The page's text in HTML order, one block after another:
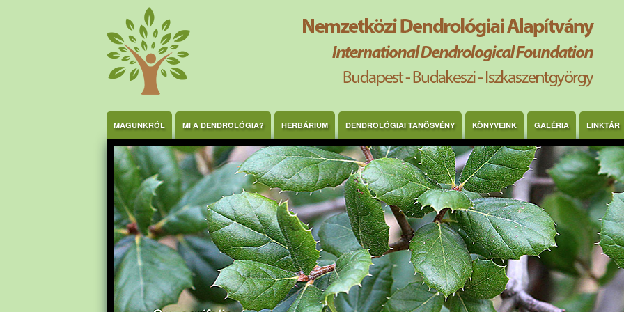
MAGUNKRÓL MI A DENDROLÓGIA? HERBÁRIUM DENDROLÓGIAI TANÖSVÉNY KÖNYVEINK GALÉRIA LINKTÁR